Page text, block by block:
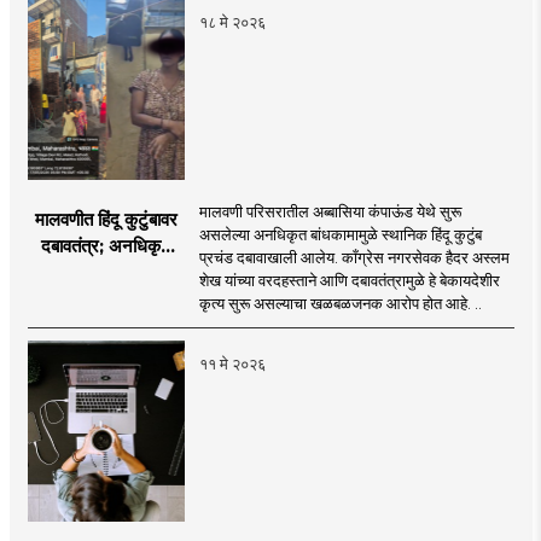
१८ मे २०२६
मालवणीत हिंदू कुटुंबावर
दबावतंत्र; अनधिकृत
मालवणी परिसरातील अब्बासिया कंपाऊंड येथे सुरू
असलेल्या अनधिकृत बांधकामामुळे स्थानिक हिंदू कुटुंब
प्रचंड दबावाखाली आलेय. काँग्रेस नगरसेवक हैदर अस्लम
शेख यांच्या वरदहस्ताने आणि दबावतंत्रामुळे हे बेकायदेशीर
कृत्य सुरू असल्याचा खळबळजनक आरोप होत आहे. ..
११ मे २०२६